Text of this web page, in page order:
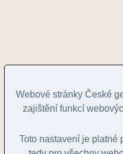
Webové stránky České
zajištění funkcí
Toto nastavení je platné